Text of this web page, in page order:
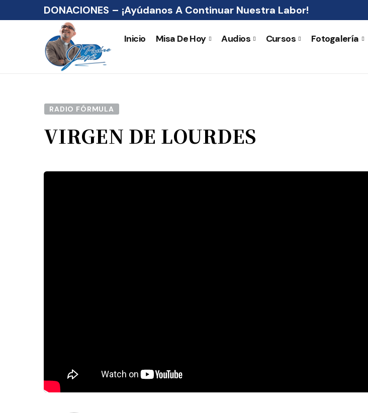
DONACIONES – ¡Ayúdanos A Continuar Nuestra Labor!
Inicio Misa De Hoy Audios Cursos Fotogalería
RADIO FÓRMULA
VIRGEN DE LOURDES